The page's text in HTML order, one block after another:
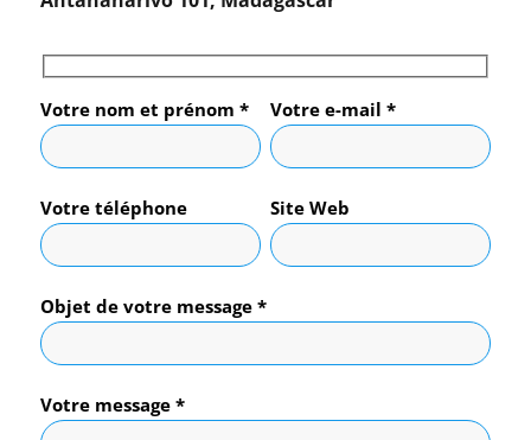
Votre nom et prénom *
Votre téléphone
Votre e-mail *
Site Web
Objet de votre message *
Votre message *